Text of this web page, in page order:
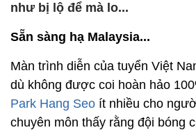
như bị lộ để mà lo...
Sẵn sàng hạ Malaysia...
Màn trình diễn của tuyển Việt
dù không được coi hoàn hảo
Park Hang Seo ít nhiều cho
chuyên môn thấy rằng đội bóng